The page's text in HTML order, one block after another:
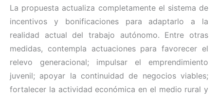
La propuesta actualiza completamente el sistema de
incentivos y bonificaciones para adaptarlo a la
realidad actual del trabajo autónomo. Entre otras
medidas, contempla actuaciones para favorecer el
relevo generacional; impulsar el emprendimiento
juvenil; apoyar la continuidad de negocios viables;
fortalecer la actividad económica en el medio rural y